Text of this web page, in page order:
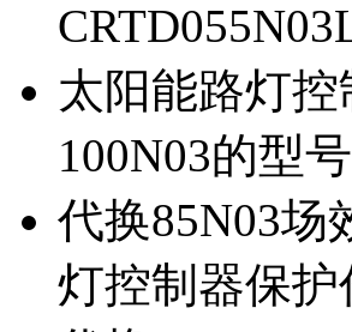
太阳能路灯
100N03的型
代换85N03场
灯控制器保